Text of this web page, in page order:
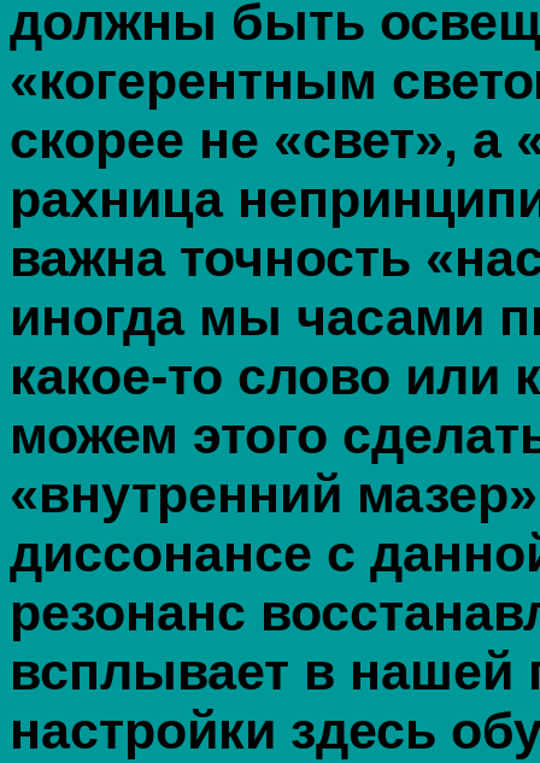
должны быть
«когерентным
скорее не «свет», а
рахница
важна точность
иногда мы часами
какое-то слово или
можем этого
«внутренний
диссонансе с
резонанс
всплывает в нашей
настройки здесь